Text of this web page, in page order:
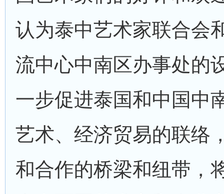
认为泰中艺术家联合会
流中心中南区办事处的
一步促进泰国和中国中
艺术、经济贸易的联络
和合作的桥梁和纽带，